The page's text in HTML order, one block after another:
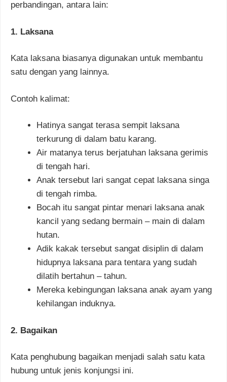
perbandingan, antara lain:
1. Laksana
Kata laksana biasanya digunakan untuk membantu
satu dengan yang lainnya.
Contoh kalimat:
Hatinya sangat terasa sempit laksana
terkurung di dalam batu karang.
Air matanya terus berjatuhan laksana gerimis
di tengah hari.
Anak tersebut lari sangat cepat laksana singa
di tengah rimba.
Bocah itu sangat pintar menari laksana anak
kancil yang sedang bermain – main di dalam
hutan.
Adik kakak tersebut sangat disiplin di dalam
hidupnya laksana para tentara yang sudah
dilatih bertahun – tahun.
Mereka kebingungan laksana anak ayam yang
kehilangan induknya.
2. Bagaikan
Kata penghubung bagaikan menjadi salah satu kata
hubung untuk jenis konjungsi ini.